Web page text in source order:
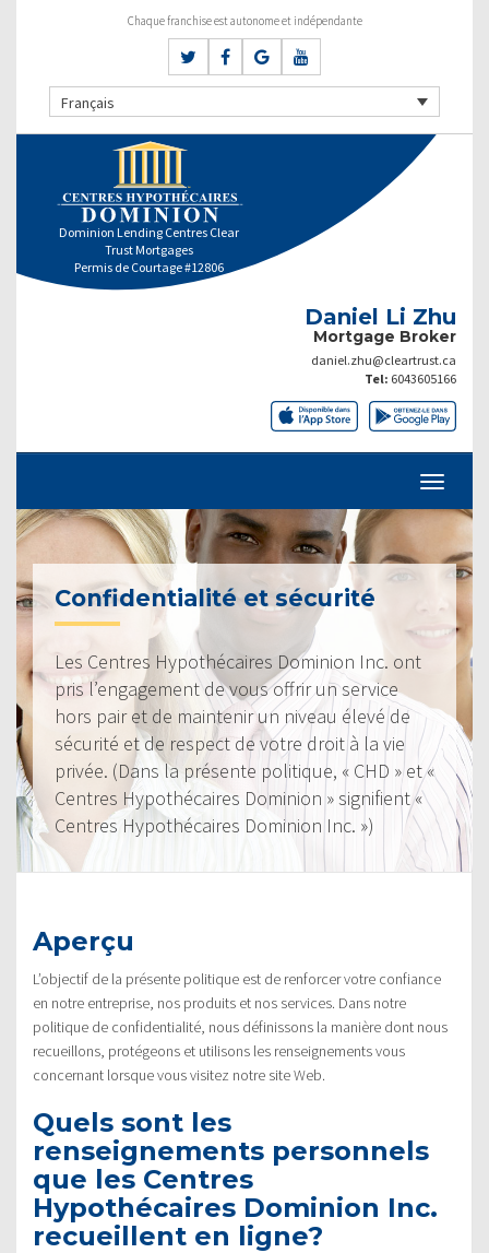
Chaque franchise est autonome et indépendante
Français
Dominion Lending Centres Clear
Trust Mortgages
Permis de Courtage #12806
Daniel Li Zhu
Mortgage Broker
daniel.zhu@cleartrust.ca
Tel: 6043605166
Confidentialité et sécurité
Les Centres Hypothécaires Dominion Inc. ont
pris l’engagement de vous offrir un service
hors pair et de maintenir un niveau élevé de
sécurité et de respect de votre droit à la vie
privée. (Dans la présente politique, « CHD » et «
Centres Hypothécaires Dominion » signifient «
Centres Hypothécaires Dominion Inc. »)
Aperçu
L’objectif de la présente politique est de renforcer votre confiance
en notre entreprise, nos produits et nos services. Dans notre
politique de confidentialité, nous définissons la manière dont nous
recueillons, protégeons et utilisons les renseignements vous
concernant lorsque vous visitez notre site Web.
Quels sont les
renseignements personnels
que les Centres
Hypothécaires Dominion Inc.
recueillent en ligne?